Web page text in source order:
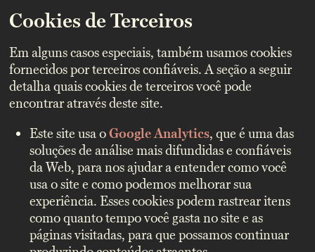
Cookies de Terceiros
Em alguns casos especiais, também usamos cookies
fornecidos por terceiros confiáveis. A seção a seguir
detalha quais cookies de terceiros você pode
encontrar através deste site.
Este site usa oGoogle Analytics, que é uma das
soluções de análise mais difundidas e confiáveis
da Web, para nos ajudar a entender como você
usa o site e como podemos melhorar sua
experiência. Esses cookies podem rastrear itens
como quanto tempo você gasta no site e as
páginas visitadas, para que possamos continuar